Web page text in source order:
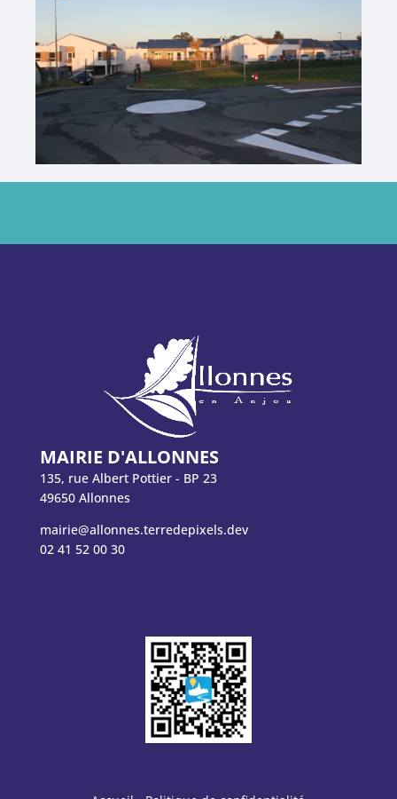
MAIRIE D'ALLONNES
135, rue Albert Pottier - BP 23
49650 Allonnes
mairie@allonnes.terredepixels.dev
02 41 52 00 30